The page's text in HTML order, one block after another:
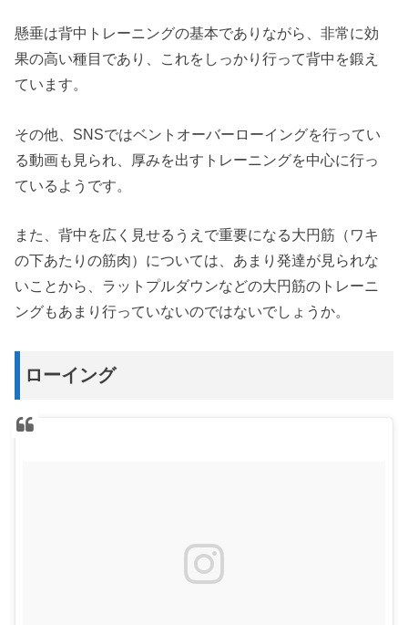
懸垂は背中トレーニングの基本でありながら、非常に効
果の高い種目であり、これをしっかり行って背中を鍛え
ています。
その他、SNSではベントオーバーローイングを行ってい
る動画も見られ、厚みを出すトレーニングを中心に行っ
ているようです。
また、背中を広く見せるうえで重要になる大円筋（ワキ
の下あたりの筋肉）については、あまり発達が見られな
いことから、ラットプルダウンなどの大円筋のトレーニ
ングもあまり行っていないのではないでしょうか。
ローイング